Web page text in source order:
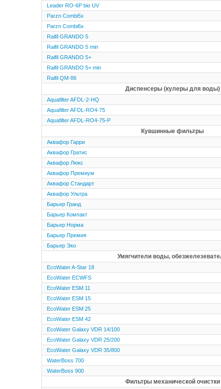
Leader RO-6P bio UV
Parzn Combi5x
Parzn Combi6x
Raifil GRANDO 5
Raifil GRANDO 5 min
Raifil GRANDO 5+
Raifil GRANDO 5+ min
Raifil QM-86
Диспенсеры (кулеры для воды)
Aquafilter AFDL-2-HQ
Aquafilter AFDL-RO4-75
Aquafilter AFDL-RO4-75-P
Кувшинные фильтры
Аквафор Гарри
Аквафор Гратис
Аквафор Люкс
Аквафор Премиум
Аквафор Стандарт
Аквафор Ультра
Барьер Гранд
Барьер Компакт
Барьер Норма
Барьер Премия
Барьер Эко
Умягчители воды,
EcoWater A-Star 18
EcoWater ECWFS
EcoWater ESM 11
EcoWater ESM 15
EcoWater ESM 25
EcoWater ESM 42
EcoWater Galaxy VDR 14/100
EcoWater Galaxy VDR 25/200
EcoWater Galaxy VDR 35/800
WaterBoss 700
WaterBoss 900
Фильтры механической очистки